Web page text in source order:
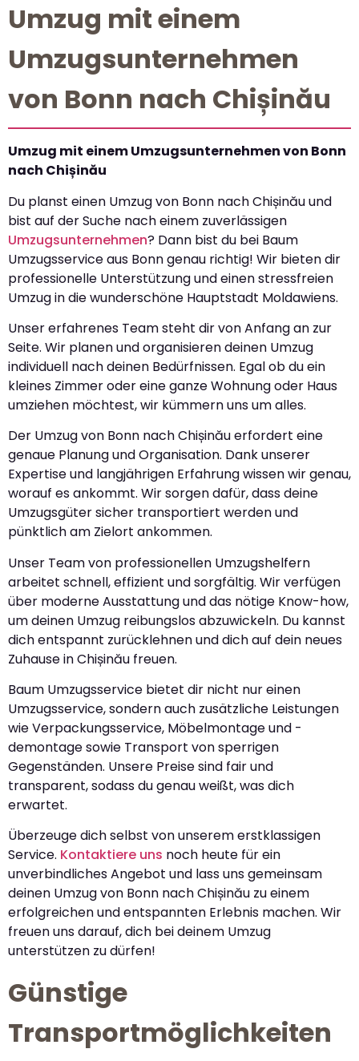
Umzug mit einem
Umzugsunternehmen
von Bonn nach Chișinău
Umzug mit einem Umzugsunternehmen von Bonn
nach Chișinău
Du planst einen Umzug von Bonn nach Chișinău und
bist auf der Suche nach einem zuverlässigen
Umzugsunternehmen? Dann bist du bei Baum
Umzugsservice aus Bonn genau richtig! Wir bieten dir
professionelle Unterstützung und einen stressfreien
Umzug in die wunderschöne Hauptstadt Moldawiens.
Unser erfahrenes Team steht dir von Anfang an zur
Seite. Wir planen und organisieren deinen Umzug
individuell nach deinen Bedürfnissen. Egal ob du ein
kleines Zimmer oder eine ganze Wohnung oder Haus
umziehen möchtest, wir kümmern uns um alles.
Der Umzug von Bonn nach Chișinău erfordert eine
genaue Planung und Organisation. Dank unserer
Expertise und langjährigen Erfahrung wissen wir genau,
worauf es ankommt. Wir sorgen dafür, dass deine
Umzugsgüter sicher transportiert werden und
pünktlich am Zielort ankommen.
Unser Team von professionellen Umzugshelfern
arbeitet schnell, effizient und sorgfältig. Wir verfügen
über moderne Ausstattung und das nötige Know-how,
um deinen Umzug reibungslos abzuwickeln. Du kannst
dich entspannt zurücklehnen und dich auf dein neues
Zuhause in Chișinău freuen.
Baum Umzugsservice bietet dir nicht nur einen
Umzugsservice, sondern auch zusätzliche Leistungen
wie Verpackungsservice, Möbelmontage und -
demontage sowie Transport von sperrigen
Gegenständen. Unsere Preise sind fair und
transparent, sodass du genau weißt, was dich
erwartet.
Überzeuge dich selbst von unserem erstklassigen
Service. Kontaktiere uns noch heute für ein
unverbindliches Angebot und lass uns gemeinsam
deinen Umzug von Bonn nach Chișinău zu einem
erfolgreichen und entspannten Erlebnis machen. Wir
freuen uns darauf, dich bei deinem Umzug
unterstützen zu dürfen!
Günstige
Transportmöglichkeiten